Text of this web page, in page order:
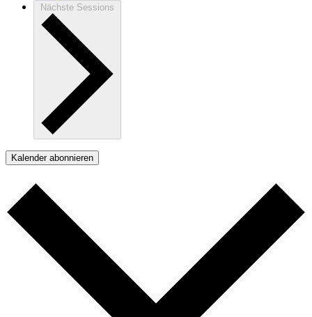
Nächste Sessions
Kalender abonnieren